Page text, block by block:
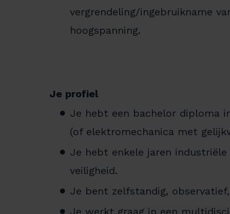
vergrendeling/ingebruikname
hoogspanning.
Je profiel
Je hebt een bachelor diploma
(of elektromechanica met
Je hebt enkele jaren
veiligheid.
Je bent zelfstandig,
Je werkt graag in een